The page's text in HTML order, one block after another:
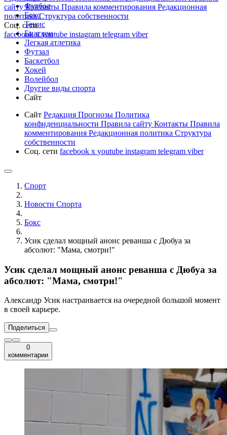
сайтуКонтакты Правила комментирования Редакционная
политикаСтруктура собственности
Соц. сети
facebookxyoutube instagram telegram viber
Футбол
Бокс
Тенис
Биатлон
Легкая атлетика
Футзал
Баскетбол
Хокей
Волейбол
Другие виды спорта
Сайт
Сайт Редакция Прогнозы Политика
конфиденциальности Правила сайту Контакты Правила
комментирования Редакционная политика Структура
собственности
Соц. сети facebook x youtube instagram telegram viber
Спорт
Новости Cпорта
Бокс
Усик сделал мощный анонс реванша с Дюбуа за
абсолют: "Мама, смотри!"
Усик сделал мощный анонс реванша с Дюбуа за
абсолют: "Мама, смотри!"
Александр Усик настраивается на очередной большой момент
в своей карьере.
Поделиться
0
комментарии